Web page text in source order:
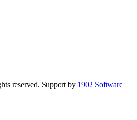
reserved. Support by 1902 Software